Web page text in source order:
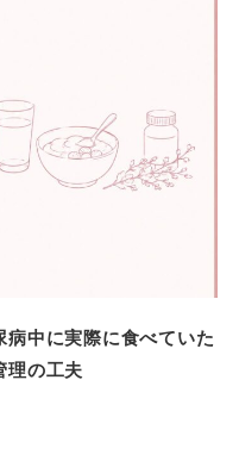
病中に実際に食べていた
理の工夫